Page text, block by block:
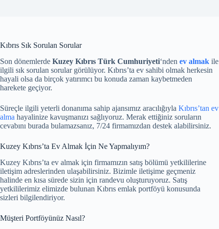
Kıbrıs Sık Sorulan Sorular
Son dönemlerde Kuzey Kıbrıs Türk Cumhuriyeti‘nden ev almak ile
ilgili sık sorulan sorular görülüyor. Kıbrıs’ta ev sahibi olmak herkesin
hayali olsa da birçok yatırımcı bu konuda zaman kaybetmeden
harekete geçiyor.
Süreçle ilgili yeterli donanıma sahip ajansımız aracılığıyla Kıbrıs’tan ev
alma hayalinize kavuşmanızı sağlıyoruz. Merak ettiğiniz soruların
cevabını burada bulamazsanız, 7/24 firmamızdan destek alabilirsiniz.
Kuzey Kıbrıs’ta Ev Almak İçin Ne Yapmalıyım?
Kuzey Kıbrıs’ta ev almak için firmamızın satış bölümü yetkililerine
iletişim adreslerinden ulaşabilirsiniz. Bizimle iletişime geçmeniz
halinde en kısa sürede sizin için randevu oluşturuyoruz. Satış
yetkililerimiz elimizde bulunan Kıbrıs emlak portföyü konusunda
sizleri bilgilendiriyor.
Müşteri Portföyünüz Nasıl?